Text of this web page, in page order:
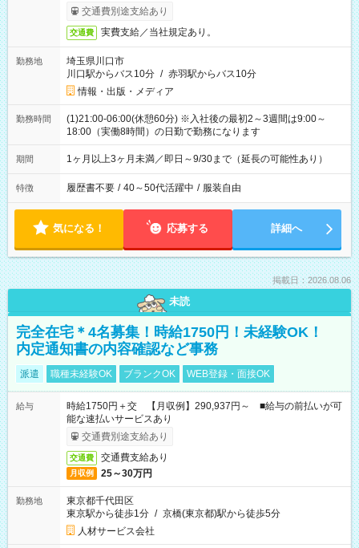
交通費別途支給あり
交通費 実費支給／当社規定あり。
勤務地
埼玉県川口市
川口駅からバス10分 / 赤羽駅からバス10分
情報・出版・メディア
勤務時間
(1)21:00-06:00(休憩60分) ※入社後の最初2～3週間は9:00～
18:00（実働8時間）の日勤で勤務になります
期間 1ヶ月以上3ヶ月未満／即日～9/30まで（延長の可能性あり）
特徴 履歴書不要 / 40～50代活躍中 / 服装自由
気になる！ 応募する 詳細へ
掲載日：2026.08.06
未読
完全在宅＊4名募集！時給1750円！未経験OK！
内定通知書の内容確認など事務
派遣 職種未経験OK ブランクOK WEB登録・面接OK
給与
時給1750円＋交 【月収例】290,937円～ ■給与の前払いが可
能な速払いサービスあり
交通費別途支給あり
交通費 交通費支給あり
月収例 25～30万円
勤務地
東京都千代田区
東京駅から徒歩1分 / 京橋(東京都)駅から徒歩5分
人材サービス会社